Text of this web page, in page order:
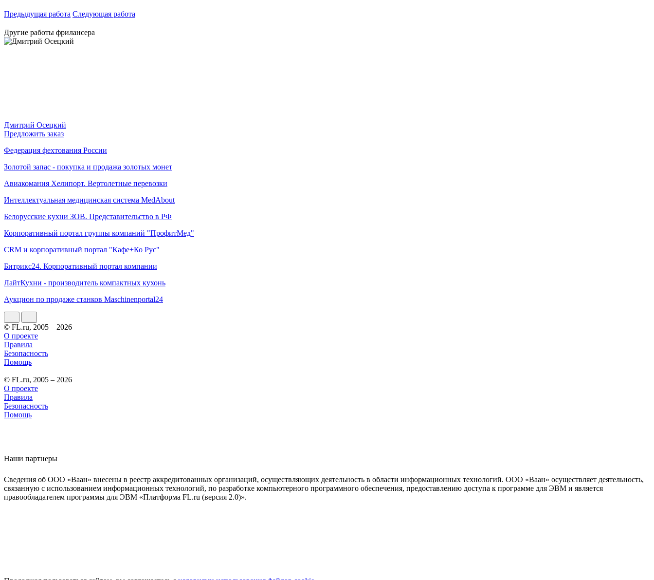
Предыдущая работа Следующая работа
Другие работы фрилансера
Дмитрий Осецкий
Предложить заказ
Федерация фехтования России
Золотой запас - покупка и продажа золотых монет
Авиакомания Хелипорт. Вертолетные перевозки
Интеллектуальная медицинская система MedAbout
Белорусские кухни ЗОВ. Представительство в РФ
Корпоративный портал группы компаний "ПрофитМед"
CRM и корпоративный портал "Кафе+Ко Руc"
Битрикс24. Корпоративный портал компании
ЛайтКухни - производитель компактных кухонь
Аукцион по продаже станков Maschinenportal24
© FL.ru, 2005 – 2026
О проекте
Правила
Безопасность
Помощь
© FL.ru, 2005 – 2026
О проекте
Правила
Безопасность
Помощь
Наши партнеры
Сведения об ООО «Ваан» внесены в реестр аккредитованных организаций, осуществляющих деятельность в области информационных технологий. ООО «Ваан» осуществляет деятельность,
связанную с использованием информационных технологий, по разработке компьютерного программного обеспечения, предоставлению доступа к программе для ЭВМ и является
правообладателем программы для ЭВМ «Платформа FL.ru (версия 2.0)».